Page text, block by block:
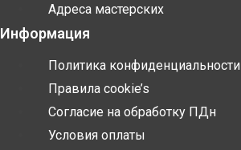
Адреса мастерских
Информация
Политика конфиденциальности
Правила cookie’s
Согласие на обработку ПДн
Условия оплаты